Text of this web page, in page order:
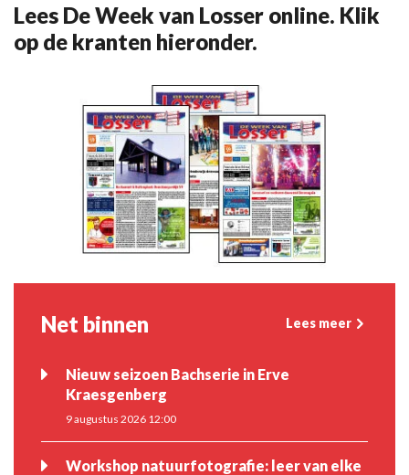
Lees De Week van Losser online. Klik
op de kranten hieronder.
Net binnen Lees meer
Nieuw seizoen Bachserie in Erve
Kraesgenberg
9 augustus 2026 12:00
Workshop natuurfotografie: leer van elke